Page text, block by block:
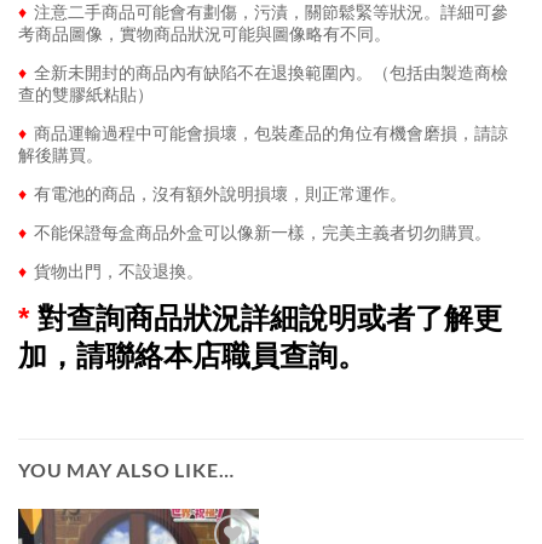
♦ 注意二手商品可能會有劃傷，污漬，關節鬆緊等狀況。詳細可參
考商品圖像，實物商品狀況可能與圖像略有不同。
♦ 全新未開封的商品內有缺陷不在退換範圍內。（包括由製造商檢
查的雙膠紙粘貼）
♦ 商品運輸過程中可能會損壞，包裝產品的角位有機會磨損，請諒
解後購買。
♦ 有電池的商品，沒有額外說明損壞，則正常運作。
♦ 不能保證每盒商品外盒可以像新一樣，完美主義者切勿購買。
♦ 貨物出門，不設退換。
* 對查詢商品狀況詳細說明或者了解更
加，請聯絡本店職員查詢。
YOU MAY ALSO LIKE…